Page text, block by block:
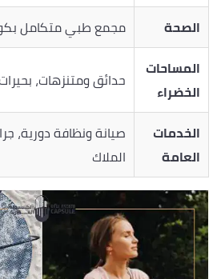
الصحة
مجمع طبي متكامل
المساحات
الخضراء
حدائق ومتنزهات،
الخدمات
العامة
صيانة ونظافة دورية،
الملاك